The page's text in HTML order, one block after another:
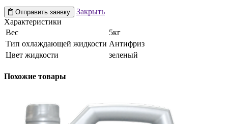
Отправить заявку
Закрыть
Характеристики
Вес
5кг
Тип охлаждающей жидкости Антифриз
Цвет жидкости
зеленый
Похожие товары